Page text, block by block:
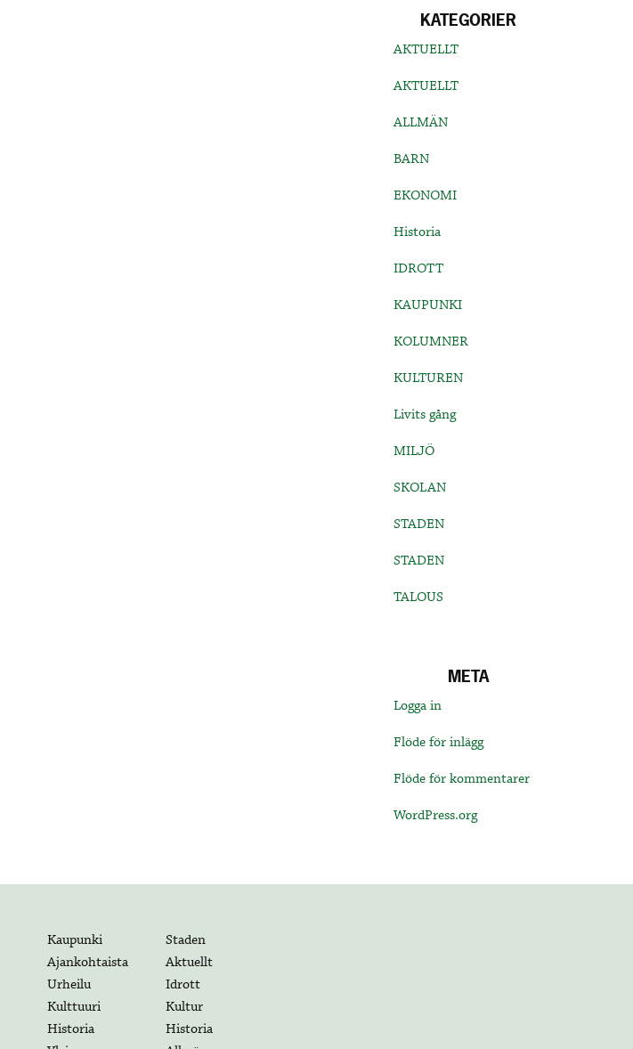
KATEGORIER
AKTUELLT
AKTUELLT
ALLMÄN
BARN
EKONOMI
Historia
IDROTT
KAUPUNKI
KOLUMNER
KULTUREN
Livits gång
MILJÖ
SKOLAN
STADEN
STADEN
TALOUS
META
Logga in
Flöde för inlägg
Flöde för kommentarer
WordPress.org
Kaupunki
Staden
Ajankohtaista
Aktuellt
Urheilu
Idrott
Kulttuuri
Kultur
Historia
Historia